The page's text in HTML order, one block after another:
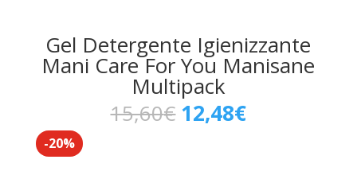
Gel Detergente Igienizzante
Mani Care For You Manisane
Multipack
15,60€ Il
prezzo
12,48€Il
-20%